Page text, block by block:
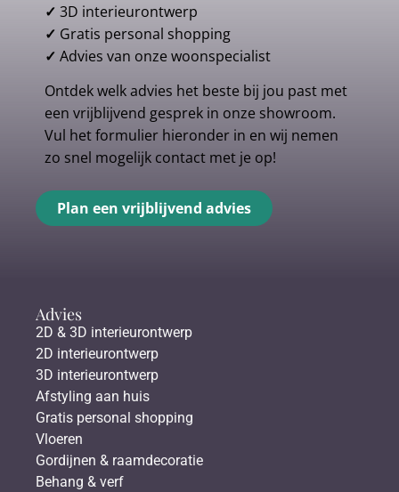
✓ 3D interieurontwerp
✓ Gratis personal shopping
✓ Advies van onze woonspecialist
Ontdek welk advies het beste bij jou past met
een vrijblijvend gesprek in onze showroom.
Vul het formulier hieronder in en wij nemen
zo snel mogelijk contact met je op!
Plan een vrijblijvend advies
Advies
2D & 3D interieurontwerp
2D interieurontwerp
3D interieurontwerp
Afstyling aan huis
Gratis personal shopping
Vloeren
Gordijnen & raamdecoratie
Behang & verf